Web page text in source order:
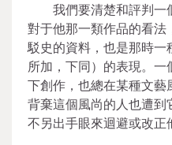
我們要清楚和評判一
對于他那一類作品的看
駁史的資料，也是那時
所加，下同）的表現。
下創作，也總在某種文
背棄這個風尚的人也遭
不另出手眼來迴避或改正